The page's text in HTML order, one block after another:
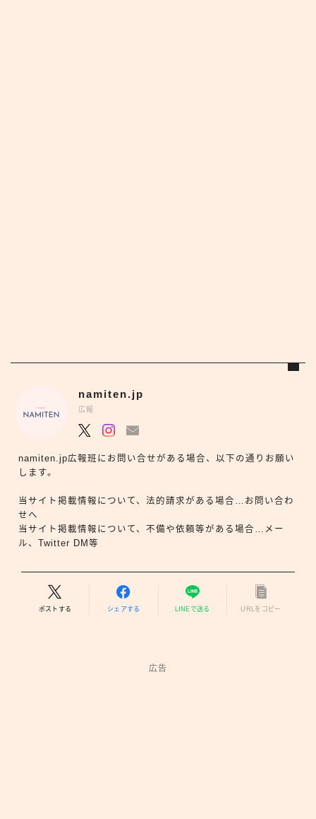
namiten.jp
広報
namiten.jp広報班にお問い合せがある場合、以下の通りお願い
します。
当サイト掲載情報について、法的請求がある場合…お問い合わ
せへ
当サイト掲載情報について、不備や依頼等がある場合…メー
ル、Twitter DM等
ポストする シェアする LINEで送る URLをコピー
広告